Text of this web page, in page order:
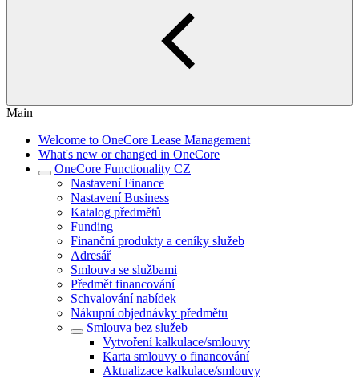
Main
Welcome to OneCore Lease Management
What's new or changed in OneCore
OneCore Functionality CZ
Nastavení Finance
Nastavení Business
Katalog předmětů
Funding
Finanční produkty a ceníky služeb
Adresář
Smlouva se službami
Předmět financování
Schvalování nabídek
Nákupní objednávky předmětu
Smlouva bez služeb
Vytvoření kalkulace/smlouvy
Karta smlouvy o financování
Aktualizace kalkulace/smlouvy